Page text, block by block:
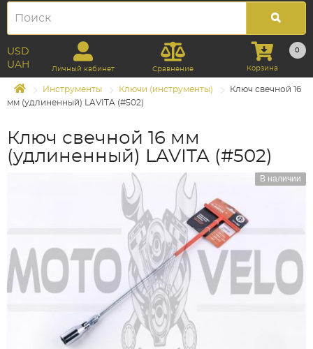
USD
UAH
Личный кабинет Сравнение
0
Корзина
Инструменты Ключи (инструменты)
Ключ свечной 16
мм (удлиненный) LAVITA (#502)
Ключ свечной 16 мм
(удлиненный) LAVITA (#502)
В наличии